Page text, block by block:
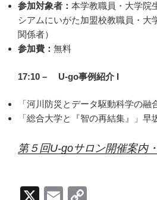
参加対象者： 本学教職員・大学院
シアムにいがた加盟校教職員・大
関係者）
参加費： 無料
17:10 – U-go事例紹介 I
「河川防災とデータ駆動科学の融
「総合大学と『智の再結集』」早
第５回U-goサロン開催案内